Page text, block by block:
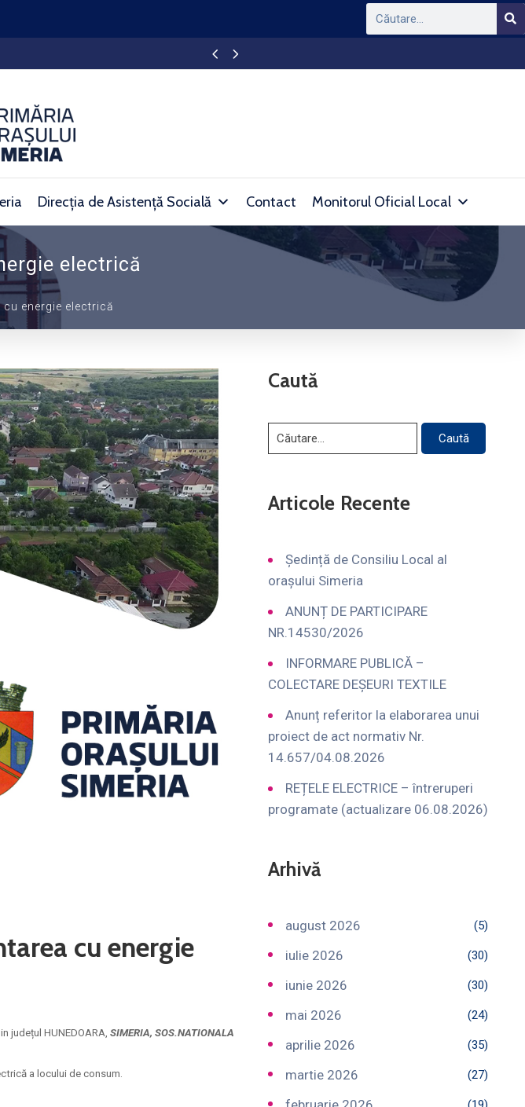
Direcția de Asistență Socială Contact Monitorul Oficial Local
electrică
cu energie electrică
cu energie
județul HUNEDOARA, SIMERIA, SOS.NATIONALA
a locului de consum.
Caută
Articole Recente
Ședință de Consiliu Local al
orașului Simeria
ANUNȚ DE PARTICIPARE
NR.14530/2026
INFORMARE PUBLICĂ –
COLECTARE DEȘEURI TEXTILE
Anunț referitor la elaborarea unui
proiect de act normativ Nr.
14.657/04.08.2026
REȚELE ELECTRICE – întreruperi
programate (actualizare 06.08.2026)
Arhivă
august 2026 (5)
iulie 2026 (30)
iunie 2026 (30)
mai 2026 (24)
aprilie 2026 (35)
martie 2026 (27)